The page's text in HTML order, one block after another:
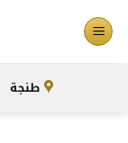
تخطي
للمحتوى
طنجة